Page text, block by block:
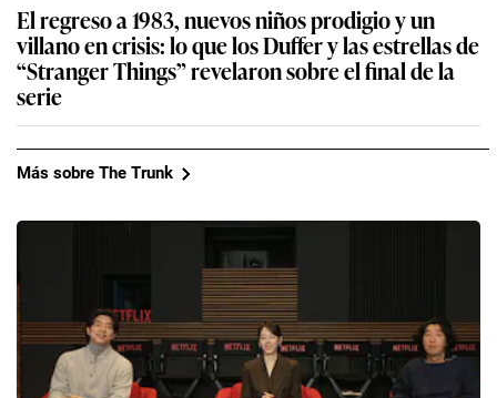
El regreso a 1983, nuevos niños prodigio y un
villano en crisis: lo que los Duffer y las estrellas de
“Stranger Things” revelaron sobre el final de la
serie
Más sobre The Trunk